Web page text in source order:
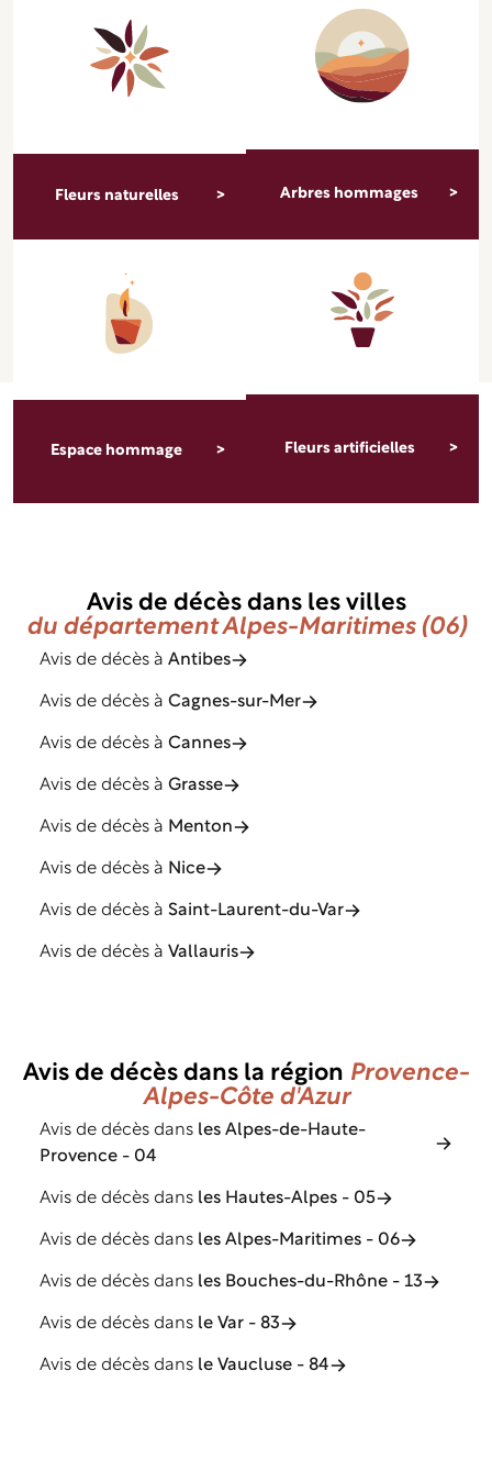
Fleurs naturelles Arbres hommages
Espace hommage Fleurs artificielles
Avis de décès dans les villes
du département Alpes-Maritimes (06)
Avis de décès à Antibes
Avis de décès à Cagnes-sur-Mer
Avis de décès à Cannes
Avis de décès à Grasse
Avis de décès à Menton
Avis de décès à Nice
Avis de décès à Saint-Laurent-du-Var
Avis de décès à Vallauris
Avis de décès dans la région Provence-
Alpes-Côte d'Azur
Avis de décès dans les Alpes-de-Haute-
Provence - 04
Avis de décès dans les Hautes-Alpes - 05
Avis de décès dans les Alpes-Maritimes - 06
Avis de décès dans les Bouches-du-Rhône - 13
Avis de décès dans le Var - 83
Avis de décès dans le Vaucluse - 84